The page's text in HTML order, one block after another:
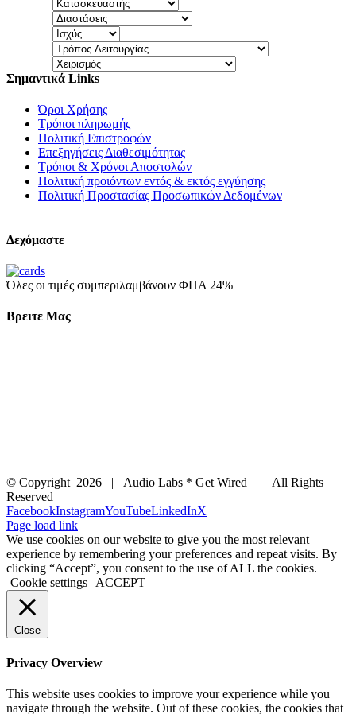
Σημαντικά Links
Όροι Χρήσης
Τρόποι πληρωμής
Πολιτική Επιστροφών
Επεξηγήσεις Διαθεσιμότητας
Τρόποι & Χρόνοι Αποστολών
Πολιτική προιόντων εντός & εκτός εγγύησης
Πολιτική Προστασίας Προσωπικών Δεδομένων
Δεχόμαστε
Όλες οι τιμές συμπεριλαμβάνουν ΦΠΑ 24%
Βρειτε Μας
© Copyright 2026 | Audio Labs * Get Wired | All Rights
Reserved
FacebookInstagramYouTubeLinkedInX
Page load link
We use cookies on our website to give you the most relevant
experience by remembering your preferences and repeat visits. By
clicking “Accept”, you consent to the use of ALL the cookies.
Cookie settings
ACCEPT
Close
Privacy Overview
This website uses cookies to improve your experience while you
navigate through the website. Out of these cookies, the cookies that